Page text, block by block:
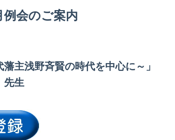
例会のご案内
主浅野斉賢の時代を中心に～」
生